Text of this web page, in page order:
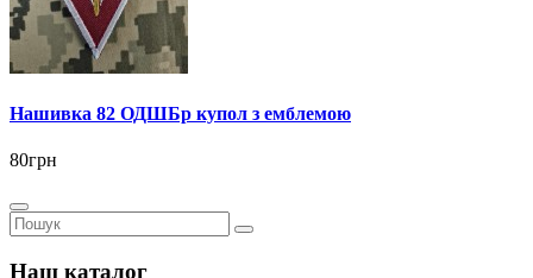
Нашивка 82 ОДШБр купол з емблемою
80грн
Наш каталог